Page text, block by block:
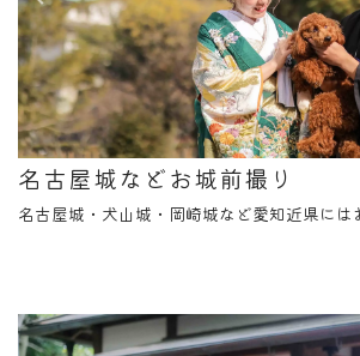
名古屋城などお城前撮り
名古屋城・犬山城・岡崎城など愛知近県には